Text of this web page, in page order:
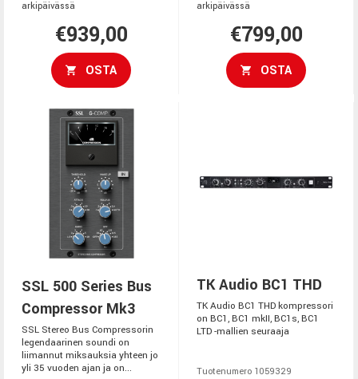
arkipäivässä
€939,00
OSTA
arkipäivässä
€799,00
OSTA
SSL 500 Series Bus
Compressor Mk3
SSL Stereo Bus Compressorin
legendaarinen soundi on
liimannut miksauksia yhteen jo
yli 35 vuoden ajan ja on...
TK Audio BC1 THD
TK Audio BC1 THD kompressori
on BC1, BC1 mkII, BC1s, BC1
LTD -mallien seuraaja
Tuotenumero 1059329